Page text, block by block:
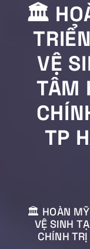
🏛
VỆ
TÂM
TP
🏛 HOÀN MỸ
VỆ SINH
CHÍNH